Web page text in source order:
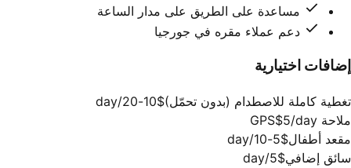
مساعدة على الطريق على مدار الساعة
دعم عملاء مقره في جورجيا
إضافات اختيارية
تغطية كاملة للاصطدام (بدون تحمّل)$10-20/day
ملاحة GPS $5/day
مقعد أطفال$5-10/day
سائق إضافي$5/day